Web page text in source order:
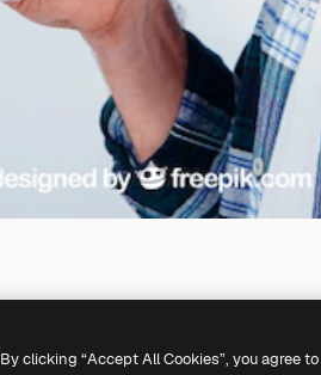
By clicking “Accept All Cookies”, you agree